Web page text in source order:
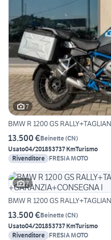
7
BMW R 1200 GS
13.500 €Beinette(CN)
Usato04/201853737 KmTurismo
Rivenditore FRESIA MOTO
7
BMW R 1200 GS
13.500 €Beinette(CN)
Usato04/201853737 KmTurismo
Rivenditore FRESIA MOTO